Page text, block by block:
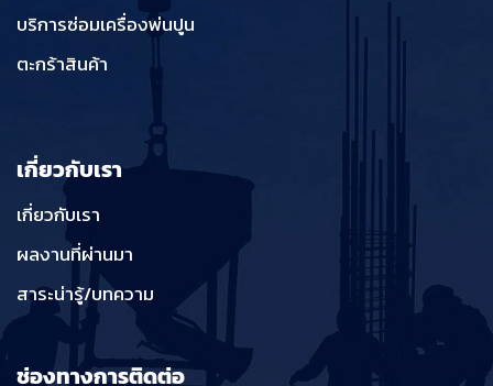
บริการซ่อมเครื่องพ่นปูน
ตะกร้าสินค้า
เกี่ยวกับเรา
เกี่ยวกับเรา
ผลงานที่ผ่านมา
สาระน่ารู้/บทความ
ช่องทางการติดต่อ